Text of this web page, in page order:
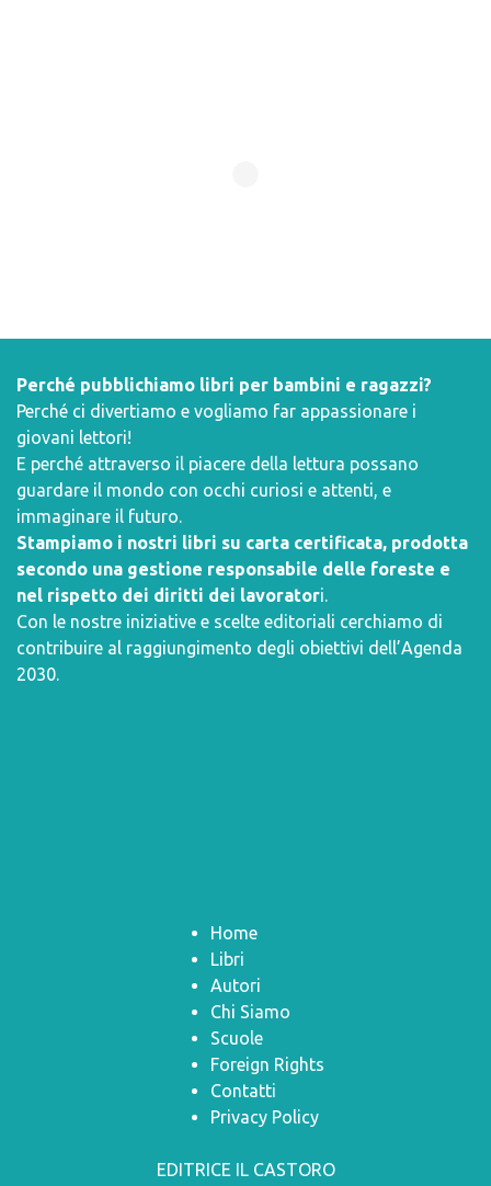
Perché pubblichiamo libri per bambini e ragazzi?
Perché ci divertiamo e vogliamo far appassionare i
giovani lettori!
E perché attraverso il piacere della lettura possano
guardare il mondo con occhi curiosi e attenti, e
immaginare il futuro.
Stampiamo i nostri libri su carta certificata, prodotta
secondo una gestione responsabile delle foreste e
nel rispetto dei diritti dei lavoratori.
Con le nostre iniziative e scelte editoriali cerchiamo di
contribuire al raggiungimento degli obiettivi dell’Agenda
2030.
Home
Libri
Autori
Chi Siamo
Scuole
Foreign Rights
Contatti
Privacy Policy
EDITRICE IL CASTORO